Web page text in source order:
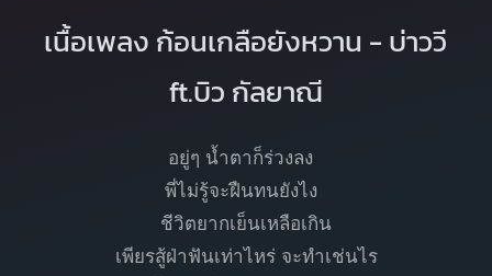
เนื้อเพลง ก้อนเกลือยังหวาน - บ่าววี
ft.บิว กัลยาณี
อยู่ๆ น้ำตาก็ร่วงลง
พี่ไม่รู้จะฝืนทนยังไง
ชีวิตยากเย็นเหลือเกิน
เพียรสู้ฝ่าฟันเท่าไหร่ จะทำเช่นไร